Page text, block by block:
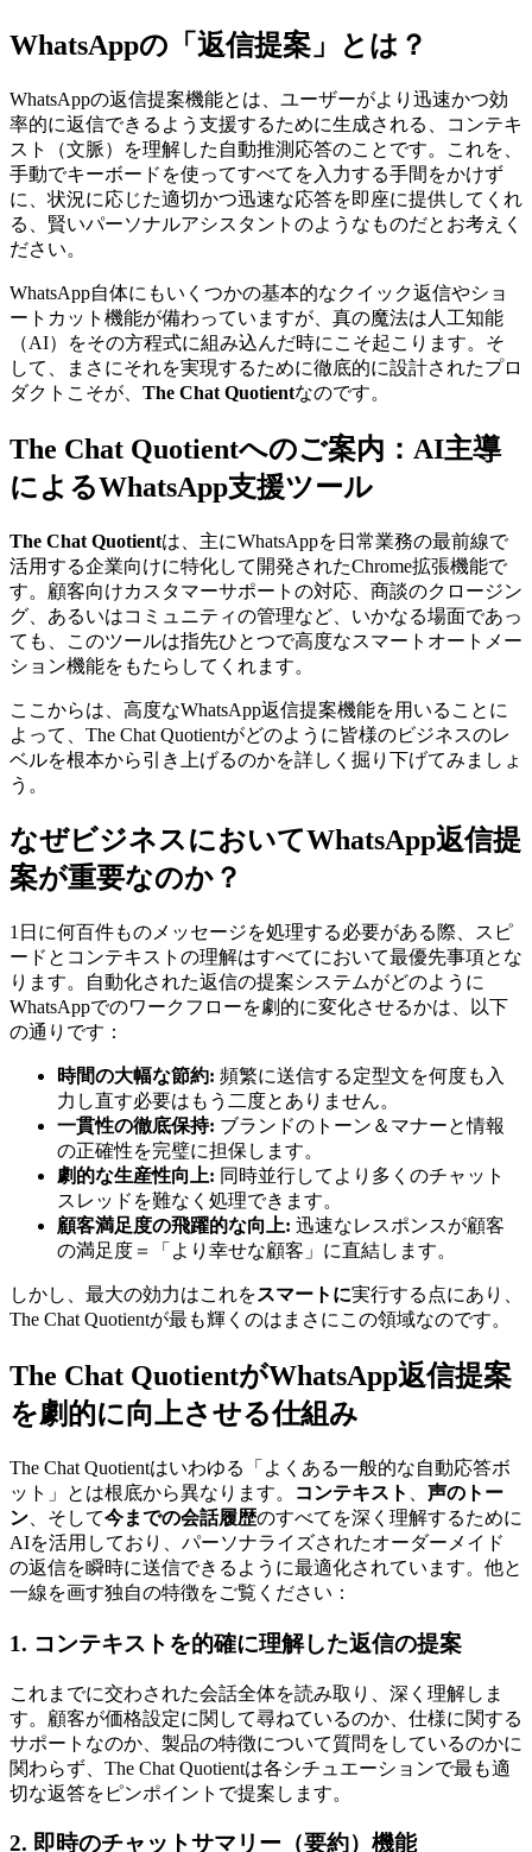
WhatsAppの「返信提案」とは？
WhatsAppの返信提案機能とは、ユーザーがより迅速かつ効
率的に返信できるよう支援するために生成される、コンテキ
スト（文脈）を理解した自動推測応答のことです。これを、
手動でキーボードを使ってすべてを入力する手間をかけず
に、状況に応じた適切かつ迅速な応答を即座に提供してくれ
る、賢いパーソナルアシスタントのようなものだとお考えく
ださい。
WhatsApp自体にもいくつかの基本的なクイック返信やショ
ートカット機能が備わっていますが、真の魔法は人工知能
（AI）をその方程式に組み込んだ時にこそ起こります。そ
して、まさにそれを実現するために徹底的に設計されたプロ
ダクトこそが、 The Chat Quotientなのです。
The Chat Quotientへのご案内：AI主導
によるWhatsApp支援ツール
The Chat Quotientは、主にWhatsAppを日常業務の最前線で
活用する企業向けに特化して開発されたChrome拡張機能で
す。顧客向けカスタマーサポートの対応、商談のクロージン
グ、あるいはコミュニティの管理など、いかなる場面であっ
ても、このツールは指先ひとつで高度なスマートオートメー
ション機能をもたらしてくれます。
ここからは、高度なWhatsApp返信提案機能を用いることに
よって、The Chat Quotientがどのように皆様のビジネスのレ
ベルを根本から引き上げるのかを詳しく掘り下げてみましょ
う。
なぜビジネスにおいてWhatsApp返信提
案が重要なのか？
1日に何百件ものメッセージを処理する必要がある際、スピ
ードとコンテキストの理解はすべてにおいて最優先事項とな
ります。自動化された返信の提案システムがどのように
WhatsAppでのワークフローを劇的に変化させるかは、以下
の通りです：
時間の大幅な節約: 頻繁に送信する定型文を何度も入
力し直す必要はもう二度とありません。
一貫性の徹底保持: ブランドのトーン＆マナーと情報
の正確性を完璧に担保します。
劇的な生産性向上: 同時並行してより多くのチャット
スレッドを難なく処理できます。
顧客満足度の飛躍的な向上: 迅速なレスポンスが顧客
の満足度＝「より幸せな顧客」に直結します。
しかし、最大の効力はこれをスマートに実行する点にあり、
The Chat Quotientが最も輝くのはまさにこの領域なのです。
The Chat QuotientがWhatsApp返信提案
を劇的に向上させる仕組み
The Chat Quotientはいわゆる「よくある一般的な自動応答ボ
ット」とは根底から異なります。
コンテキスト
声のトー
ン 、そして今までの会話履歴のすべてを深く理解するために
AIを活用しており、パーソナライズされたオーダーメイド
の返信を瞬時に送信できるように最適化されています。他と
一線を画す独自の特徴をご覧ください：
1. コンテキストを的確に理解した返信の提案
これまでに交わされた会話全体を読み取り、深く理解しま
す。顧客が価格設定に関して尋ねているのか、仕様に関する
サポートなのか、製品の特徴について質問をしているのかに
関わらず、The Chat Quotientは各シチュエーションで最も適
切な返答をピンポイントで提案します。
2. 即時のチャットサマリー（要約）機能